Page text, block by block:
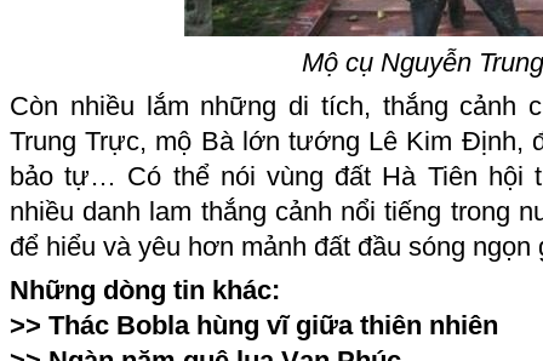
Mộ cụ Nguyễn
Còn nhiều lắm những di tích, thắng cảnh
Trung Trực, mộ Bà lớn tướng Lê Kim Định,
bảo tự… Có thể nói vùng đất Hà Tiên hội
nhiều danh lam thắng cảnh nổi tiếng trong
để hiểu và yêu hơn mảnh đất đầu sóng ngọn
Những dòng tin khác:
>> Thác Bobla hùng vĩ giữa thiên nhiên